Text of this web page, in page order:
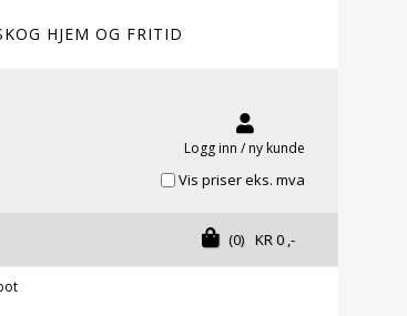
HJEM OG FRITID
Logg inn / ny kunde
Vis priser eks. mva
KR0,-
(0)